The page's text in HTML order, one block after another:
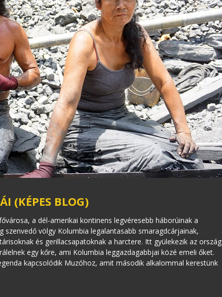
(KÉPES BLOG)
a dél-amerikai kontinens legvéresebb háborúinak a
szenvedő völgy Kolumbia legalantasabb smaragdcárjainak,
és gerillacsapatoknak a harctere. Itt gyülekezik az ország
egy kőre, ami Kolumbia leggazdagabbjai közé emeli őket.
kapcsolódik Muzóhoz, amit második alkalommal kerestünk